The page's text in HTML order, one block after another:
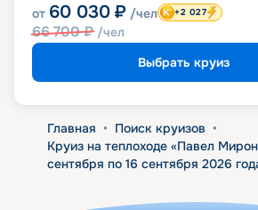
от 60 030 ₽ /чел
66 700₽ /чел
+2 027
Выбрать круиз
Главная • Поиск круизов •
Круиз на теплоходе «Павел
сентября по 16 сентября 2026